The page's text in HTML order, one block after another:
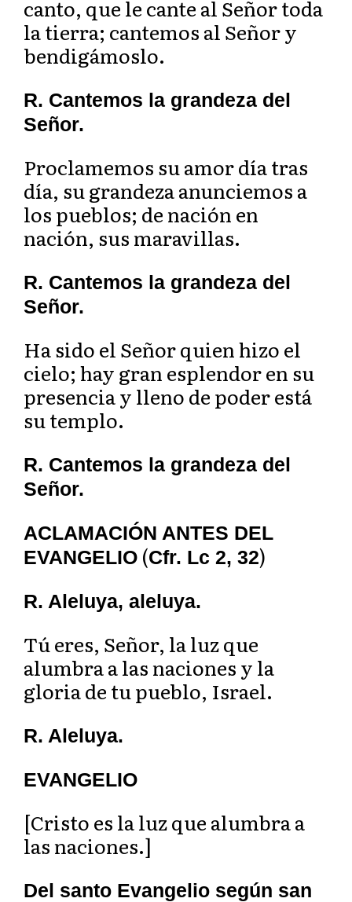
canto, que le cante al Señor toda
la tierra; cantemos al Señor y
bendigámoslo.
R. Cantemos la grandeza del
Señor.
Proclamemos su amor día tras
día, su grandeza anunciemos a
los pueblos; de nación en
nación, sus maravillas.
R. Cantemos la grandeza del
Señor.
Ha sido el Señor quien hizo el
cielo; hay gran esplendor en su
presencia y lleno de poder está
su templo.
R. Cantemos la grandeza del
Señor.
ACLAMACIÓN ANTES DEL
EVANGELIO(Cfr. Lc 2, 32)
R. Aleluya, aleluya.
Tú eres, Señor, la luz que
alumbra a las naciones y la
gloria de tu pueblo, Israel.
R. Aleluya.
EVANGELIO
[Cristo es la luz que alumbra a
las naciones.]
Del santo Evangelio según san